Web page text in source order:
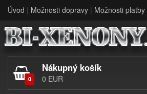
Úvod | Možnosti dopravy | Možnosti platby
0
Nákupný košík
0 EUR